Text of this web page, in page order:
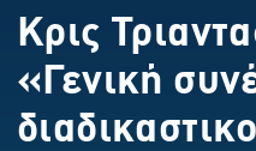
Κρις
«Γενική